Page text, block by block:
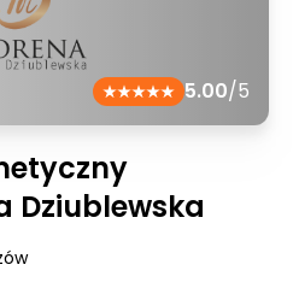
5.00/5
Dziublewska